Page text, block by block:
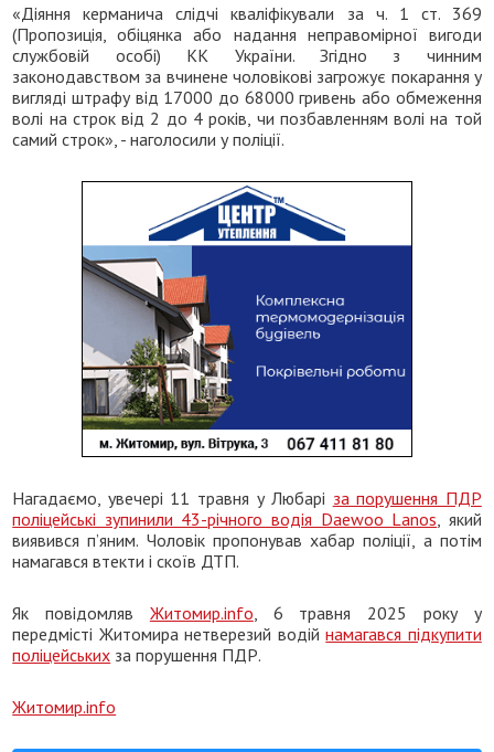
«Діяння керманича слідчі кваліфікували за ч. 1 ст. 369
(Пропозиція, обіцянка або надання неправомірної вигоди
службовій особі) КК України. Згідно з чинним
законодавством за вчинене чоловікові загрожує покарання у
вигляді штрафу від 17000 до 68000 гривень або обмеження
волі на строк від 2 до 4 років, чи позбавленням волі на той
самий строк», - наголосили у поліції.
Нагадаємо, увечері 11 травня у Любарі за порушення ПДР
поліцейські зупинили 43-річного водія Daewoo Lanos , який
виявився п’яним. Чоловік пропонував хабар поліції, а потім
намагався втекти і скоїв ДТП.
Як повідомляв Житомир.info , 6 травня 2025 року у
передмісті Житомира нетверезий водійнамагався підкупити
поліцейських за порушення ПДР.
Житомир.info